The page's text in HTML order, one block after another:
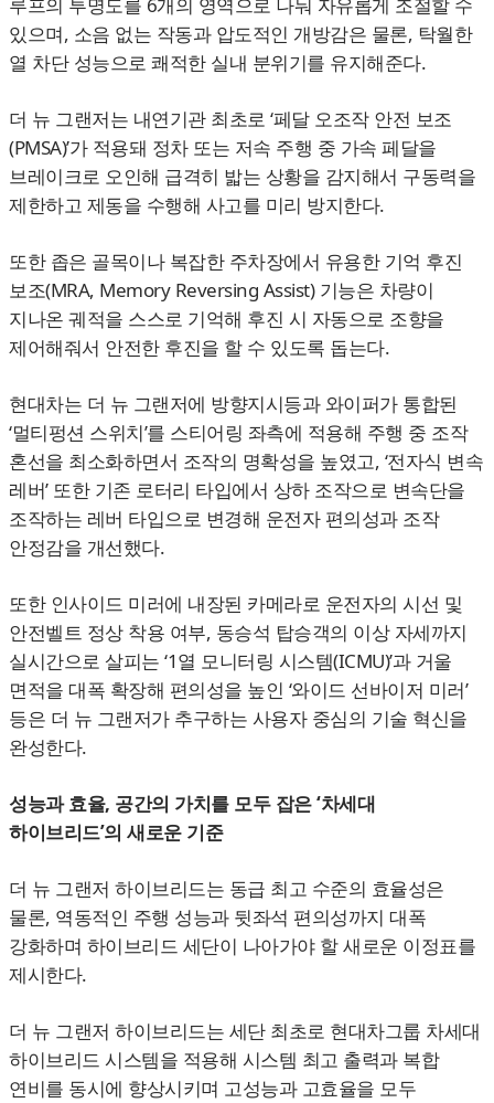
루프의 투명도를 6개의 영역으로 나눠 자유롭게 조절할 수
있으며, 소음 없는 작동과 압도적인 개방감은 물론, 탁월한
열 차단 성능으로 쾌적한 실내 분위기를 유지해준다.
더 뉴 그랜저는 내연기관 최초로 ‘페달 오조작 안전 보조
(PMSA)’가 적용돼 정차 또는 저속 주행 중 가속 페달을
브레이크로 오인해 급격히 밟는 상황을 감지해서 구동력을
제한하고 제동을 수행해 사고를 미리 방지한다.
또한 좁은 골목이나 복잡한 주차장에서 유용한 기억 후진
보조(MRA, Memory Reversing Assist) 기능은 차량이
지나온 궤적을 스스로 기억해 후진 시 자동으로 조향을
제어해줘서 안전한 후진을 할 수 있도록 돕는다.
현대차는 더 뉴 그랜저에 방향지시등과 와이퍼가 통합된
‘멀티펑션 스위치’를 스티어링 좌측에 적용해 주행 중 조작
혼선을 최소화하면서 조작의 명확성을 높였고, ‘전자식 변속
레버’ 또한 기존 로터리 타입에서 상하 조작으로 변속단을
조작하는 레버 타입으로 변경해 운전자 편의성과 조작
안정감을 개선했다.
또한 인사이드 미러에 내장된 카메라로 운전자의 시선 및
안전벨트 정상 착용 여부, 동승석 탑승객의 이상 자세까지
실시간으로 살피는 ‘1열 모니터링 시스템(ICMU)’과 거울
면적을 대폭 확장해 편의성을 높인 ‘와이드 선바이저 미러’
등은 더 뉴 그랜저가 추구하는 사용자 중심의 기술 혁신을
완성한다.
성능과 효율, 공간의 가치를 모두 잡은 ‘차세대
하이브리드’의 새로운 기준
더 뉴 그랜저 하이브리드는 동급 최고 수준의 효율성은
물론, 역동적인 주행 성능과 뒷좌석 편의성까지 대폭
강화하며 하이브리드 세단이 나아가야 할 새로운 이정표를
제시한다.
더 뉴 그랜저 하이브리드는 세단 최초로 현대차그룹 차세대
하이브리드 시스템을 적용해 시스템 최고 출력과 복합
연비를 동시에 향상시키며 고성능과 고효율을 모두